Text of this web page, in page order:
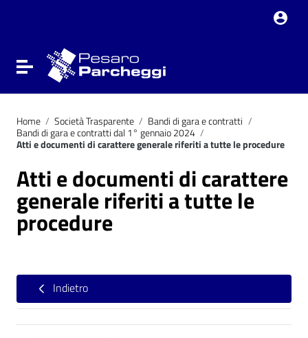
Attiva / disattiva la navigazione
Home / Società Trasparente / Bandi di gara e contratti /
Bandi di gara e contratti dal 1° gennaio 2024 /
Atti e documenti di carattere generale riferiti a tutte le procedure
Atti e documenti di carattere
generale riferiti a tutte le
procedure
Indietro